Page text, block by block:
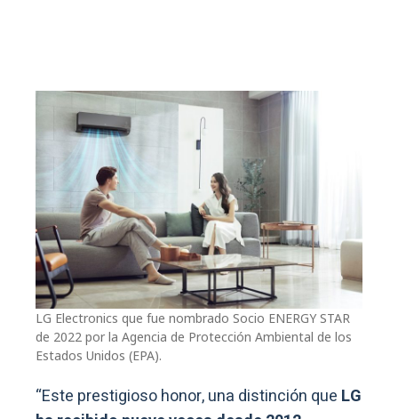
LG Electronics que fue nombrado Socio ENERGY STAR
de 2022 por la Agencia de Protección Ambiental de los
Estados Unidos (EPA).
“Este prestigioso honor, una distinción que LG